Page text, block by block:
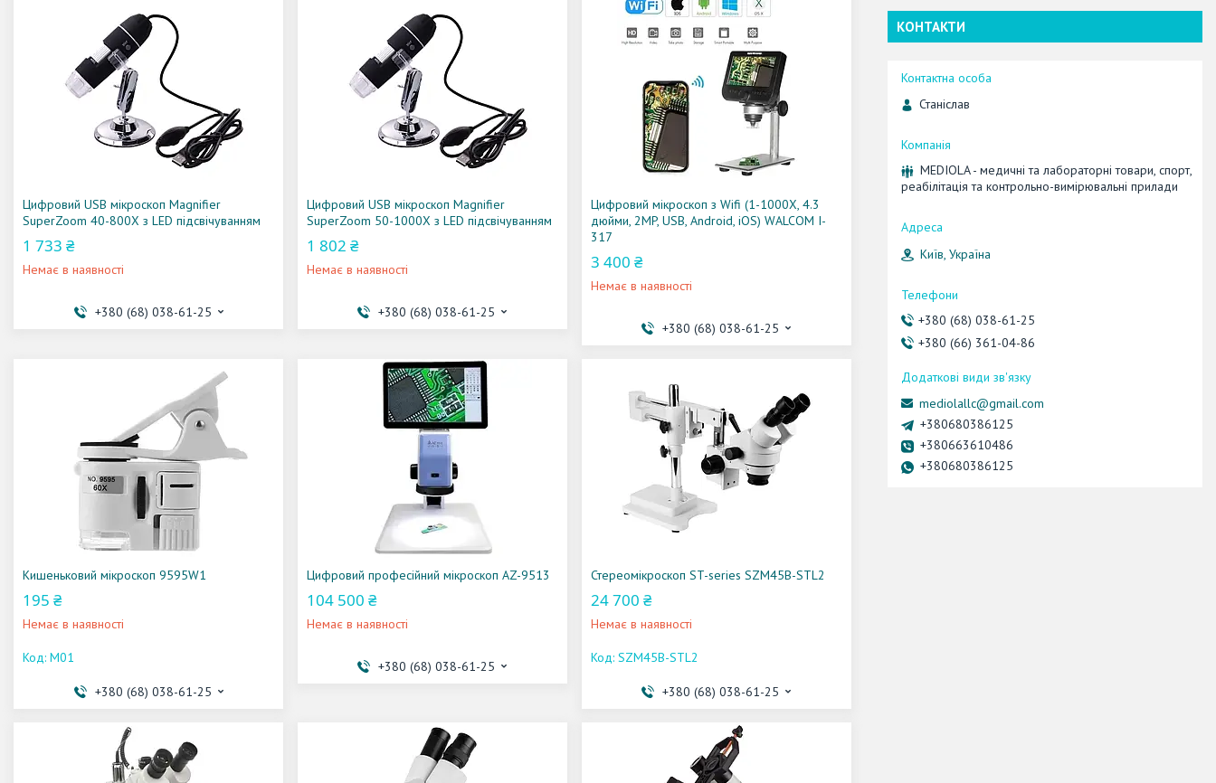
Цифровий USB мікроскоп Magnifier
SuperZoom 40-800X з LED підсвічуванням
1 733 ₴
Немає в наявності
+380 (68) 038-61-25
Цифровий USB мікроскоп Magnifier
SuperZoom 50-1000X з LED підсвічуванням
1 802 ₴
Немає в наявності
+380 (68) 038-61-25
Цифровий мікроскоп з Wifi (1-1000X, 4.3
дюйми, 2MP, USB, Android, iOS) WALCOM I-
317
3 400 ₴
Немає в наявності
+380 (68) 038-61-25
Кишеньковий мікроскоп 9595W1
195 ₴
Немає в наявності
M01
+380 (68) 038-61-25
Цифровий професійний мікроскоп AZ-9513
104 500 ₴
Немає в наявності
+380 (68) 038-61-25
Стереомікроскоп ST-series SZM45B-STL2
24 700 ₴
Немає в наявності
SZM45B-STL2
+380 (68) 038-61-25
КОНТАКТИ
Станіслав
MEDIOLA - медичні та лабораторні товари, спорт,
реабілітація та контрольно-вимірювальні прилади
Київ, Україна
+380 (68) 038-61-25
+380 (66) 361-04-86
mediolallc@gmail.com
+380680386125
+380663610486
+380680386125